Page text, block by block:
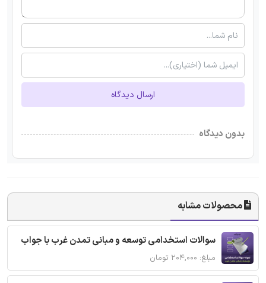
ارسال دیدگاه
بدون دیدگاه
محصولات مشابه
سوالات استخدامی توسعه و مبانی تمدن غرب با جواب
مبلغ: ۲۰۴,۰۰۰ تومان